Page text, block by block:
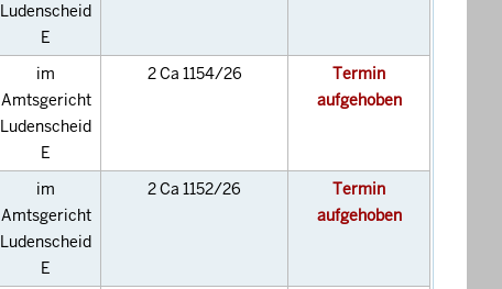
Ludenscheid
E
im
Amtsgericht
Ludenscheid
E
2 Ca 1154/26
Termin
aufgehoben
im
Amtsgericht
Ludenscheid
E
2 Ca 1152/26
Termin
aufgehoben